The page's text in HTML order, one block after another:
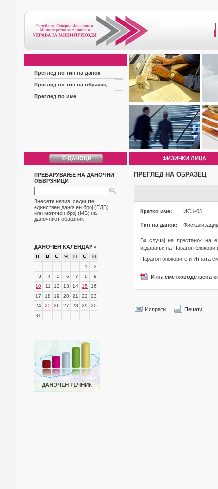
Преглед по тип на данок
Преглед по тип на образец
Преглед по име
ФИЗИЧКИ ЛИЦА
ПРЕБАРУВАЊЕ НА ДАНОЧНИ
ОБВРЗНИЦИ
Внесете назив, седиште,
единствен даночен број (ЕДБ)
или матичен број (МБ) на
даночниот обврзник
ДАНОЧЕН КАЛЕНДАР »
П В С Ч П С
Н
1
2
3
4 5 6 7 8
9
10
11 12 13 14 15
16
17
18 19 20 21 22
23
24
25 26 27 28 29
30
31
ПРЕГЛЕД НА ОБРАЗЕЦ
Кратко име: ИСК-03
Тип на данок:
Во случај на престанок на
издавање на Парагон
Парагон блоковите и Итната
Итна сметководствена
Испрати | Печати